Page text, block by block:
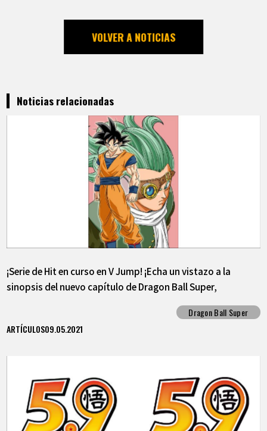
VOLVER A NOTICIAS
Noticias relacionadas
¡Serie de Hit en curso en V Jump! ¡Echa un vistazo a la
sinopsis del nuevo capítulo de Dragon Ball Super,
Dragon Ball Super
ARTÍCULOS09.05.2021